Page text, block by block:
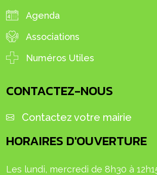
Agenda
Associations
Numéros Utiles
CONTACTEZ-NOUS
Contactez votre mairie
HORAIRES D'OUVERTURE
Les lundi, mercredi de 8h30 à